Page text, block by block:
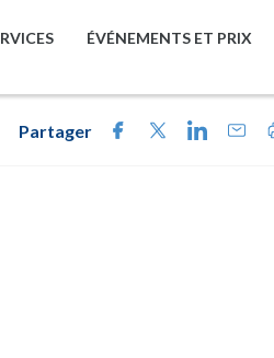
ÉVÉNEMENTS ET PRIX
Partager